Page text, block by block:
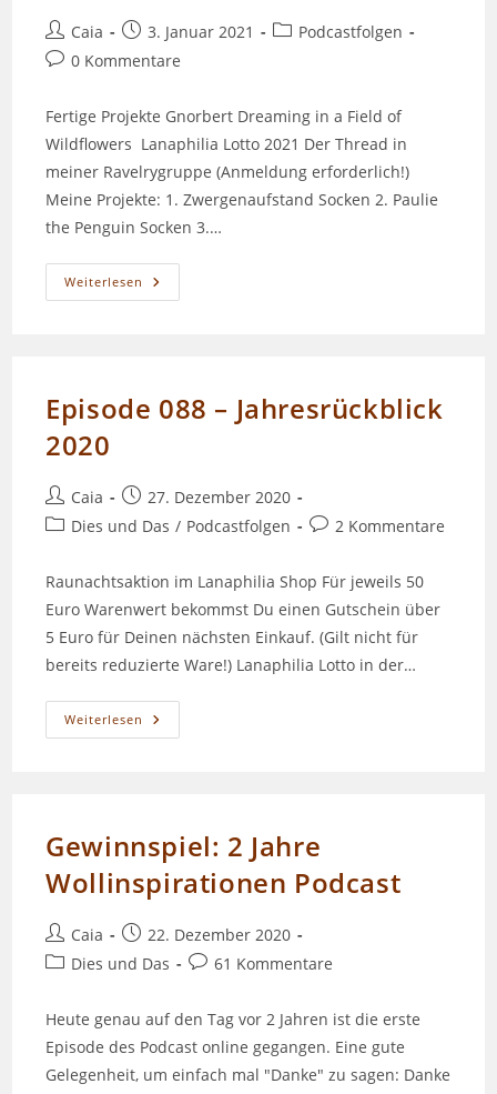
Beitrags-
Autor:
Caia
Beitrag
veröffentlicht:
3. Januar 2021
Beitrags-
Podcastfolgen
Beitrags-
0 Kommentare
Fertige Projekte Gnorbert Dreaming in a Field of
Wildflowers Lanaphilia Lotto 2021 Der Thread in
meiner Ravelrygruppe (Anmeldung erforderlich!)
Meine Projekte: 1. Zwergenaufstand Socken 2. Paulie
the Penguin Socken 3.…
Weiterlesen Episode
089
Episode 088 – Jahresrückblick
2020
Beitrags-
Autor:
Caia
Beitrag
veröffentlicht:
27. Dezember 2020
Beitrags-
Dies und Das / Podcastfolgen
Beitrags-
2 Kommentare
Raunachtsaktion im Lanaphilia Shop Für jeweils 50
Euro Warenwert bekommst Du einen Gutschein über
5 Euro für Deinen nächsten Einkauf. (Gilt nicht für
bereits reduzierte Ware!) Lanaphilia Lotto in der…
Weiterlesen Episode
088
Gewinnspiel: 2 Jahre
Wollinspirationen Podcast
Beitrags-
Autor:
Caia
Beitrag
veröffentlicht:
22. Dezember 2020
Beitrags-
Dies und Das
Beitrags-
61 Kommentare
Heute genau auf den Tag vor 2 Jahren ist die erste
Episode des Podcast online gegangen. Eine gute
Gelegenheit, um einfach mal "Danke" zu sagen: Danke